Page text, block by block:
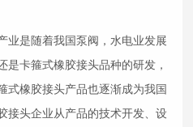
业是随着我国泵阀，水电业发展
是卡箍式橡胶接头品种的研发，
式橡胶接头产品也逐渐成为我国
接头企业从产品的技术开发、设